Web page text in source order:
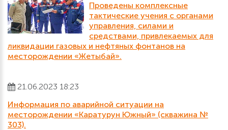
Проведены комплексные
тактические учения с органами
управления, силами и
средствами, привлекаемых для
ликвидации газовых и нефтяных фонтанов на
месторождении «Жетыбай».
21.06.2023 18:23
Информация по аварийной ситуации на
месторождении «Каратурун Южный» (скважина №
303).